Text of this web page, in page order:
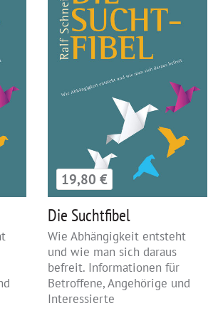
19,80 €
Die Suchtfibel
Wie Abhängigkeit entsteht
und wie man sich daraus
befreit. Informationen für
Betroffene, Angehörige und
Interessierte